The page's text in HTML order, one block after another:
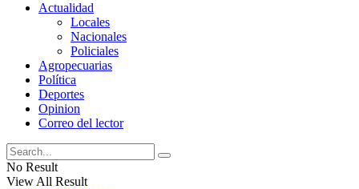
Actualidad
Locales
Nacionales
Policiales
Agropecuarias
Política
Deportes
Opinion
Correo del lector
No Result
View All Result